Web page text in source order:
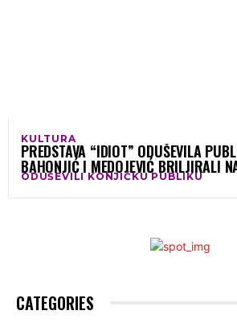
KULTURA
PREDSTAVA “IDIOT” ODUŠEVILA
BAHONJIĆ I MEDOJEVIĆ BRILJIRALI
GLUMCA BIH
ODUŠEVILI KONJIČKU PUBLIKU
CATEGORIES